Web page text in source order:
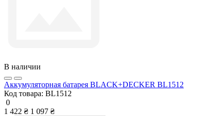
В наличии
Аккумуляторная батарея BLACK+DECKER BL1512
Код товара: BL1512
0
1 422 ₴ 1 097 ₴